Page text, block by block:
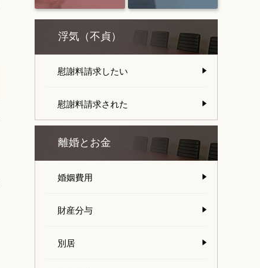
浮気（不貞）
慰謝料請求したい
慰謝料請求された
離婚とお金
婚姻費用
財産分与
別居